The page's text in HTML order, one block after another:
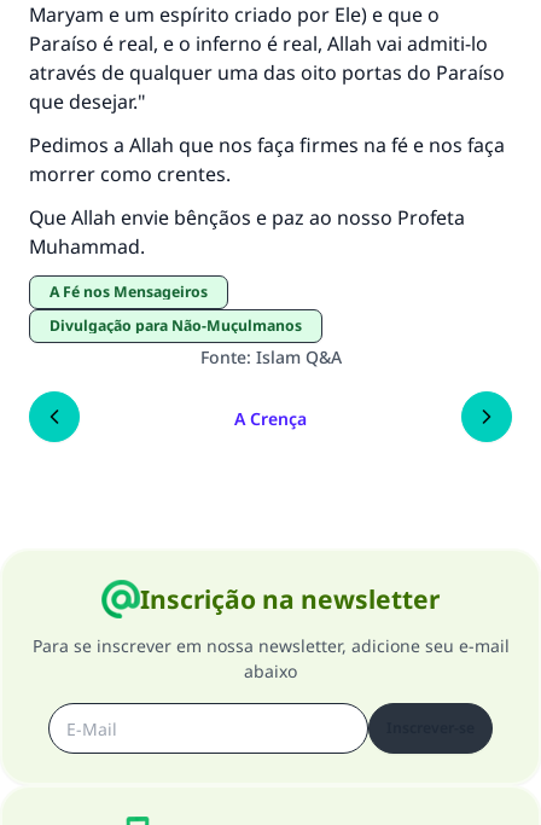
Maryam e um espírito criado por Ele) e que o
Paraíso é real, e o inferno é real, Allah vai admiti-lo
através de qualquer uma das oito portas do Paraíso
que desejar."
Pedimos a Allah que nos faça firmes na fé e nos faça
morrer como crentes.
Que Allah envie bênçãos e paz ao nosso Profeta
Muhammad.
A Fé nos Mensageiros
Divulgação para Não-Muçulmanos
Fonte: Islam Q&A
A Crença
Inscrição na newsletter
Para se inscrever em nossa newsletter, adicione seu e-mail
abaixo